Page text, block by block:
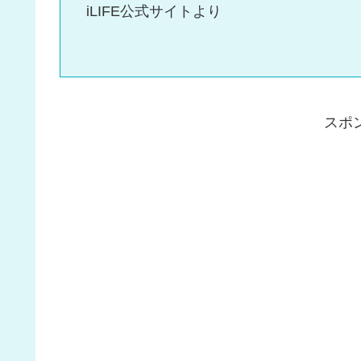
iLIFE公式サイトより
スポ